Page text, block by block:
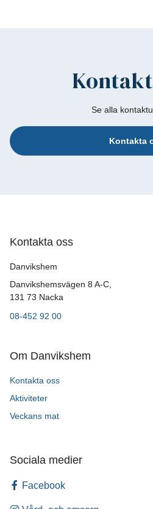
Se alla
Kontakta
Kontakta oss
Danvikshem
Danvikshemsvägen 8 A-C,
131 73 Nacka
08-452 92 00
Om Danvikshem
Kontakta oss
Aktiviteter
Veckans mat
Sociala medier
Facebook